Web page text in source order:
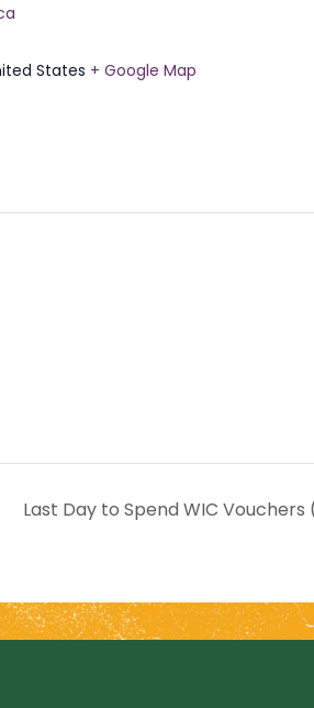
States + Google Map
Last Day to Spend WIC Vouchers